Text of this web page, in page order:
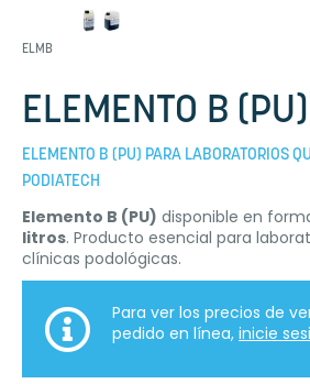
ELMB
ELEMENTO B (PU)
ELEMENTO B (PU) PARA LABORATORIOS
PODIATECH
Elemento B (PU) disponible en
litros. Producto esencial para
clínicas podológicas.
Para ver los precios de
pedido en línea, inicie